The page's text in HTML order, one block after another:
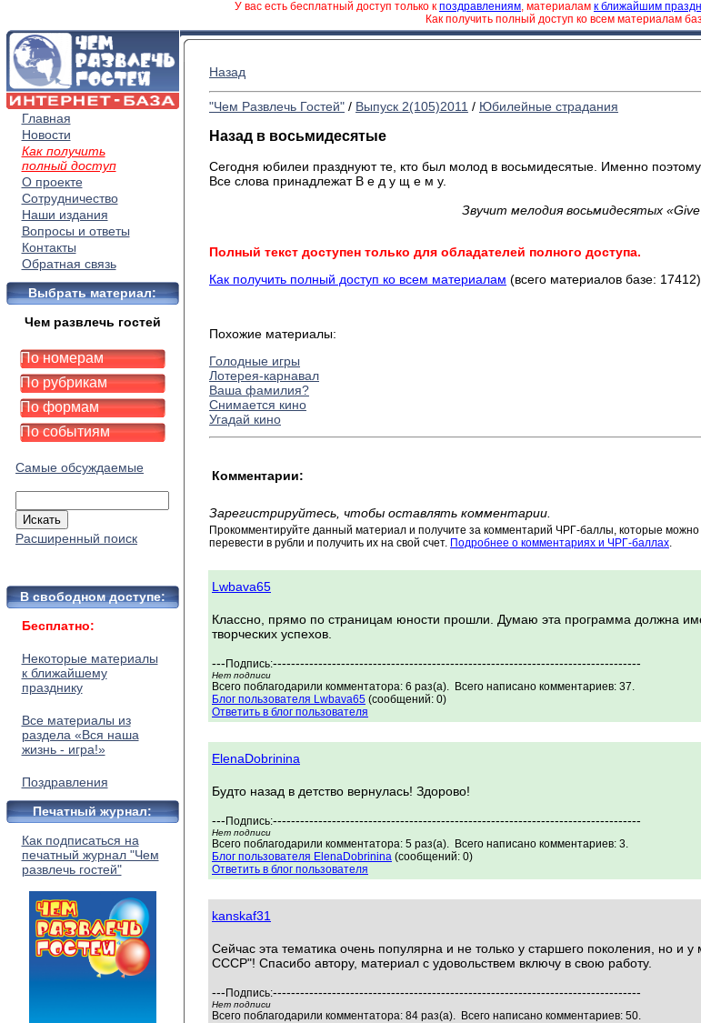
У вас есть бесплатный доступ только к поздравлениям, материалам к ближайшим
Как получить полный доступ ко всем материалам
Главная
Новости
Как получить
полный доступ
О проекте
Сотрудничество
Наши издания
Вопросы и ответы
Контакты
Обратная связь
Выбрать материал:
Чем развлечь гостей
По номерам
По рубрикам
По формам
По событиям
Самые обсуждаемые
Расширенный поиск
В свободном доступе:
Бесплатно:
Некоторые материалы
к ближайшему
празднику
Все материалы из
раздела «Вся наша
жизнь - игра!»
Поздравления
Печатный журнал:
Как подписаться на
печатный журнал "Чем
развлечь гостей"
Назад
"Чем Развлечь Гостей" / Выпуск 2(105)2011 / Юбилейные страдания
Назад в восьмидесятые
Сегодня юбилеи празднуют те, кто был молод в восьмидесятые. Именно
Все слова принадлежат В е д у щ е м у.
Звучит мелодия восьмидесятых «Give
Полный текст доступен только для обладателей полного доступа.
Как получить полный доступ ко всем материалам (всего материалов базе: 17412)
Похожие материалы:
Голодные игры
Лотерея-карнавал
Ваша фамилия?
Снимается кино
Угадай кино
Комментарии:
Зарегистрируйтесь, чтобы оставлять комментарии.
Прокомментируйте данный материал и получите за комментарий ЧРГ-баллы, которые можно
перевести в рубли и получить их на свой счет. Подробнее о комментариях и ЧРГ-баллах.
Lwbava65
Классно, прямо по страницам юности прошли. Думаю эта программа должна
творческих успехов.
--- Подпись:---------------------------------------------------------------------------------
Нет подписи
Всего поблагодарили комментатора: 6 раз(а). Всего написано комментариев: 37.
Блог пользователя Lwbava65 (сообщений: 0)
Ответить в блог пользователя
ElenaDobrinina
Будто назад в детство вернулась! Здорово!
--- Подпись:---------------------------------------------------------------------------------
Нет подписи
Всего поблагодарили комментатора: 5 раз(а). Всего написано комментариев: 3.
Блог пользователя ElenaDobrinina (сообщений: 0)
Ответить в блог пользователя
kanskaf31
Сейчас эта тематика очень популярна и не только у старшего поколения, но и
СССР"! Спасибо автору, материал с удовольствем включу в свою работу.
--- Подпись:---------------------------------------------------------------------------------
Нет подписи
Всего поблагодарили комментатора: 84 раз(а). Всего написано комментариев: 50.